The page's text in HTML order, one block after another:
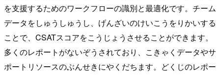
を支援するためのワークフローの識別と最適化です。チーム
データをしゅうしゅうし、げんざいのけいこうをりかいする
ことで、CSATスコアをこうじょうさせることができます。
多くのレポートがないぞうされており、こきゃくデータやサ
ポートリソースのぶんせきにやくだちます。どくじのレポー